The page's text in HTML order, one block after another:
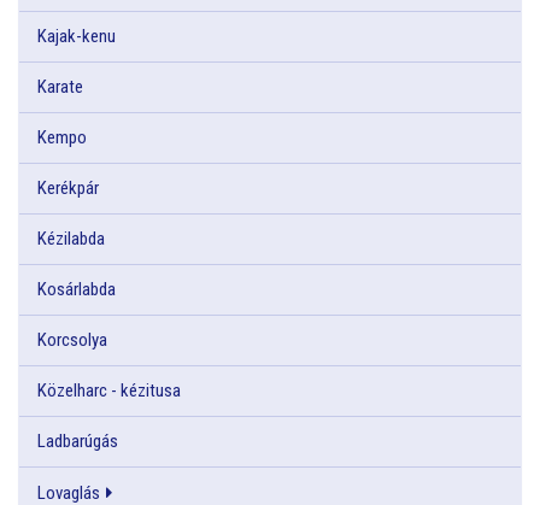
Kajak-kenu
Karate
Kempo
Kerékpár
Kézilabda
Kosárlabda
Korcsolya
Közelharc - kézitusa
Ladbarúgás
Lovaglás